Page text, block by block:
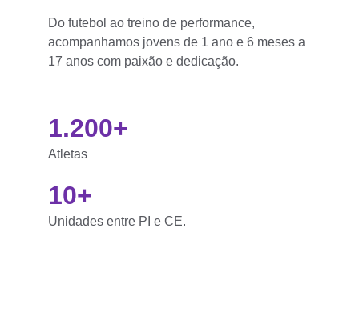
Do futebol ao treino de performance,
acompanhamos jovens de 1 ano e 6 meses a
17 anos com paixão e dedicação.
1.200+
10+
Unidades entre PI e CE.
Atletas